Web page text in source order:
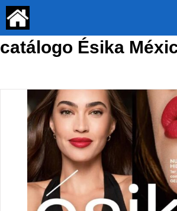
Saltar
contenido
catálogo Ésika